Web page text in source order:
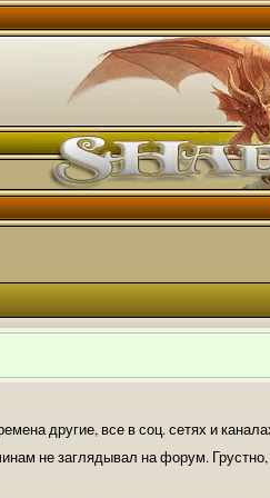
другие, все в соц. сетях и
не заглядывал на форум.